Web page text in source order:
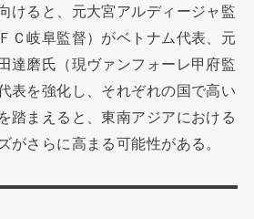
けると、元大宮アルディージャ監
Ｃ岐阜監督）がベトナム代表、元
達磨氏（現ヴァンフォーレ甲府監
表を強化し、それぞれの国で高い
踏まえると、東南アジアにおける
がさらに高まる可能性がある。